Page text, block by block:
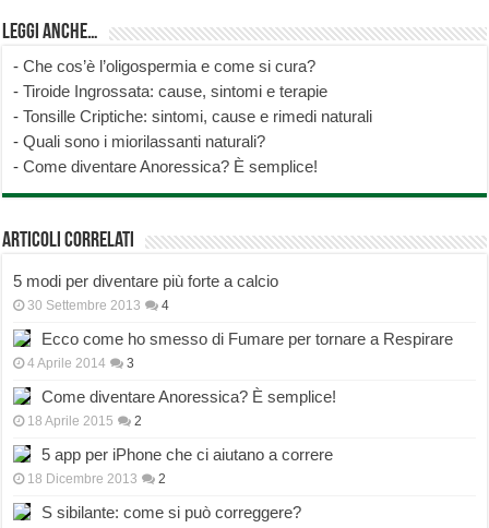
Leggi anche…
-Che cos’è l’oligospermia e come si cura?
-Tiroide Ingrossata: cause, sintomi e terapie
-Tonsille Criptiche: sintomi, cause e rimedi naturali
-Quali sono i miorilassanti naturali?
-Come diventare Anoressica? È semplice!
Articoli correlati
5 modi per diventare più forte a calcio
30 Settembre 2013 4
Ecco come ho smesso di Fumare per tornare a Respirare
4 Aprile 2014 3
Come diventare Anoressica? È semplice!
18 Aprile 2015 2
5 app per iPhone che ci aiutano a correre
18 Dicembre 2013 2
S sibilante: come si può correggere?